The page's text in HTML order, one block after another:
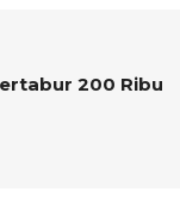
200 Ribu